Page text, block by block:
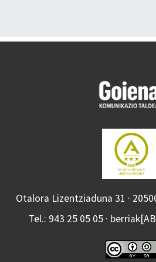
Otalora Lizentziaduna 31 ·
Tel.: 943 25 05 05 ·